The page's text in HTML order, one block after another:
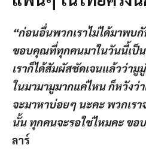
“ก่อนอื่นพวกเราไม่ได้มาพบ
ขอบคุณที่ทุกคนมาในวันนี้เป็
เราก็ได้สัมผัสชัดเจนแล้วว่า
ในมามามูมากแค่ไหน ก็หวังว่
จะมาหาบ่อยๆ นะคะ พวกเร
นั้น ทุกคนจะรอใช่ไหมคะ ขอ
ลาร์